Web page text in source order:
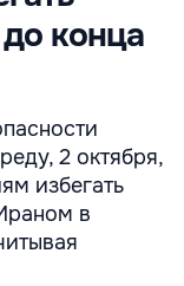
конца
2 октября,
избегать
в